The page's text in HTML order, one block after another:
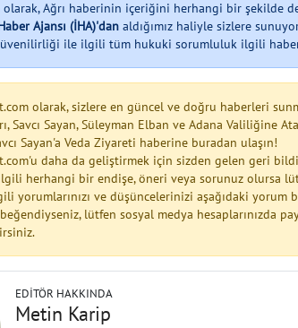
olarak, Ağrı haberinin içeriğini herhangi bir şekilde
Ajansı (İHA)'dan aldığımız haliyle sizlere
ile ilgili tüm hukuki sorumluluk ilgili
olarak, sizlere en güncel ve doğru haberleri
Savcı Sayan, Süleyman Elban ve Adana Valiliğine
Sayan'a Veda Ziyareti haberine buradan ulaşın!
daha da geliştirmek için sizden gelen geri
herhangi bir endişe, öneri veya sorunuz olursa
yorumlarınızı ve düşüncelerinizi aşağıdaki
lütfen sosyal medya hesaplarınızda
EDITÖR HAKKINDA
Metin Karip